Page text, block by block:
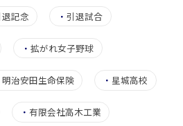
記念 ・引退試合
・拡がれ女子野球
明治安田生命保険 ・ 星城高校
・ 有限会社高木工業